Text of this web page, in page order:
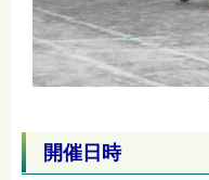
開催日時